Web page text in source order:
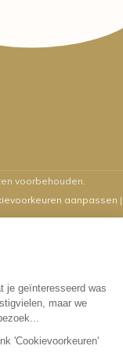
voorbehouden.
aanpassen |
m 16.00
via email,
op alle